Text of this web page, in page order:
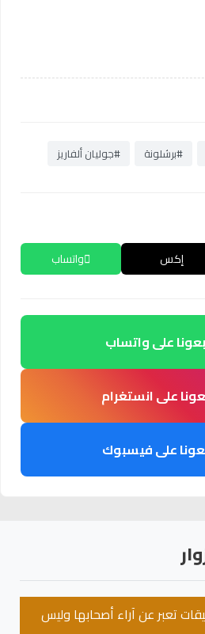
#برشلونة #جوليان ألفاريز
إكس واتساب
على واتساب
على انستغرام
على فيسبوك
تعبر عن آراء أصحابها وليس